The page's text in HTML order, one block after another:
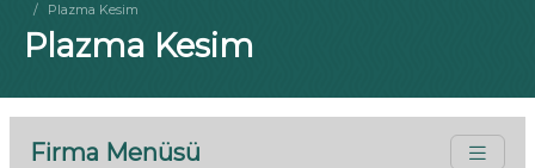
Plazma Kesim
Plazma Kesim
Firma Menüsü